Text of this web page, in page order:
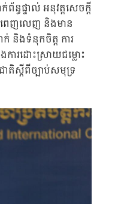
ធផ្ទាល់ អនុវត្តសេចក្តី
ពេញលេញ និងមាន
និងទំនុកចិត្ត ការ
ការដោះស្រាយជម្លោះ
តិស្តីពីច្បាប់សមុទ្រ